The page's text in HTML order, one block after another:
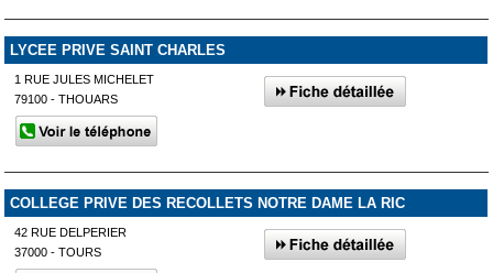
LYCEE PRIVE SAINT CHARLES
1 RUE JULES MICHELET
79100 - THOUARS
COLLEGE PRIVE DES RECOLLETS NOTRE DAME LA RIC
42 RUE DELPERIER
37000 - TOURS